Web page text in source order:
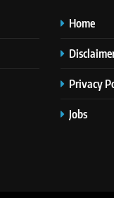
Home
Privacy
Jobs